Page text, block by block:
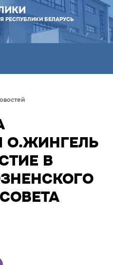
РЕСПУБЛИКИ БЕЛАРУСЬ
О.ЖИНГЕЛЬ
В